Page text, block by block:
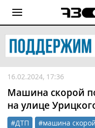
16.02.2024, 17:36
Машина скорой
на улице
#ДТП #машина